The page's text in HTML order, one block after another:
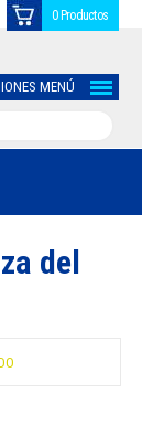
0 Productos
MENÚ
del